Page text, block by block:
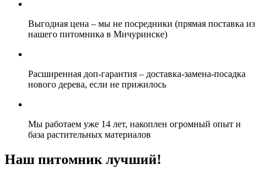
Выгодная цена – мы не посредники (прямая поставка из
нашего питомника в Мичуринске)
Расширенная доп-гарантия – доставка-замена-посадка
нового дерева, если не прижилось
Мы работаем уже 14 лет, накоплен огромный опыт и
база растительных материалов
Наш питомник лучший!